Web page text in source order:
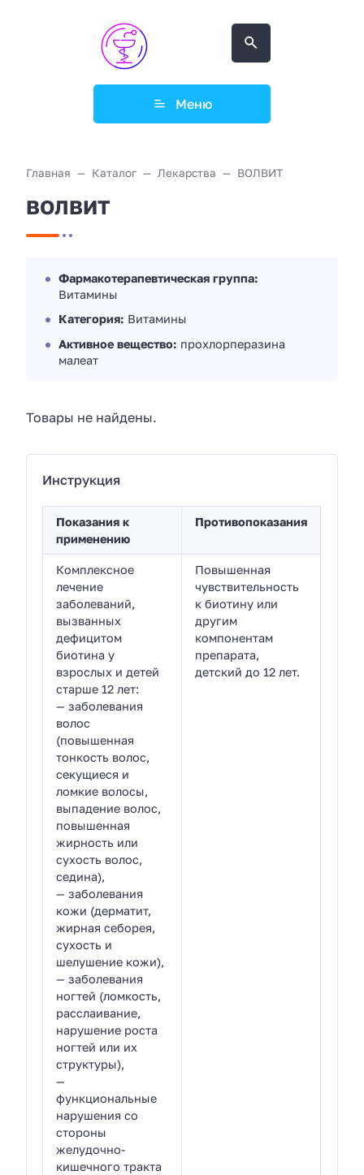
Меню
Главная Каталог Лекарства ВОЛВИТ
ВОЛВИТ
Фармакотерапевтическая группа:
Витамины
Категория: Витамины
Активное вещество: прохлорперазина
малеат
Товары не найдены.
Инструкция
Показания к
применению
Противопоказания
Комплексное
лечение
заболеваний,
вызванных
дефицитом
биотина у
взрослых и детей
старше 12 лет:
— заболевания
волос
(повышенная
тонкость волос,
секущиеся и
ломкие волосы,
выпадение волос,
повышенная
жирность или
сухость волос,
седина),
— заболевания
кожи (дерматит,
жирная себорея,
сухость и
шелушение кожи),
— заболевания
ногтей (ломкость,
расслаивание,
нарушение роста
ногтей или их
структуры),
—
функциональные
нарушения со
стороны
желудочно-
кишечного тракта
Повышенная
чувствительность
к биотину или
другим
компонентам
препарата,
детский до 12 лет.